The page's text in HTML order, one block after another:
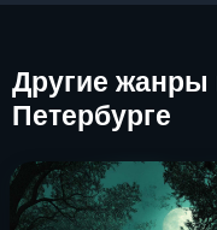
Другие жанры
Петербурге